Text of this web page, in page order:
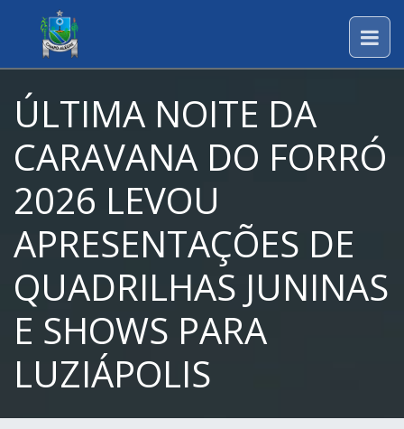
ÚLTIMA NOITE DA
CARAVANA DO FORRÓ
2026 LEVOU
APRESENTAÇÕES DE
QUADRILHAS JUNINAS
E SHOWS PARA
LUZIÁPOLIS